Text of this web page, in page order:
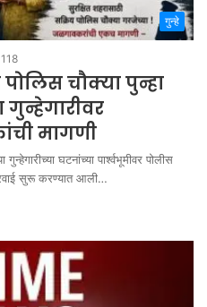
गुन्हे
118
चौक्या पुन्हा
गुन्हेगारीवर
मागणी
घटनांच्या पार्श्वभूमीवर पोलीस
सुरू करण्यात आली…